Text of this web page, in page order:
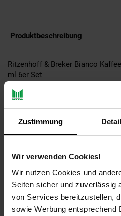
Zustimmung
Wir verwenden Cookies!
Wir nutzen Cookies und
Seiten sicher und zuverlässig
von Services bereitzustellen,
sowie Werbung entsprechend
Produktbeschreibung
Ritzenhoff & Breker Bianco
ml 6er Set
Die Kaffeebecher mit Untertellern
überzeugen mit einer klassisch-
zeitloser Eleganz. Das
harmonisch in jede
andere Heißgetränke und sorgt
Tisch.
Das Set enthält:
6x Unterteller